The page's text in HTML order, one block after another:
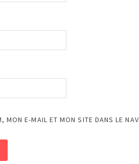
MON E-MAIL ET MON SITE DANS LE